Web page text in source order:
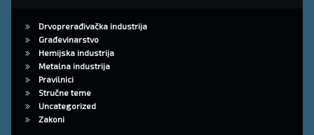
Drvoprerađivačka industrija
Građevinarstvo
Hemijska industrija
Metalna industrija
Pravilnici
Stručne teme
Uncategorized
Zakoni